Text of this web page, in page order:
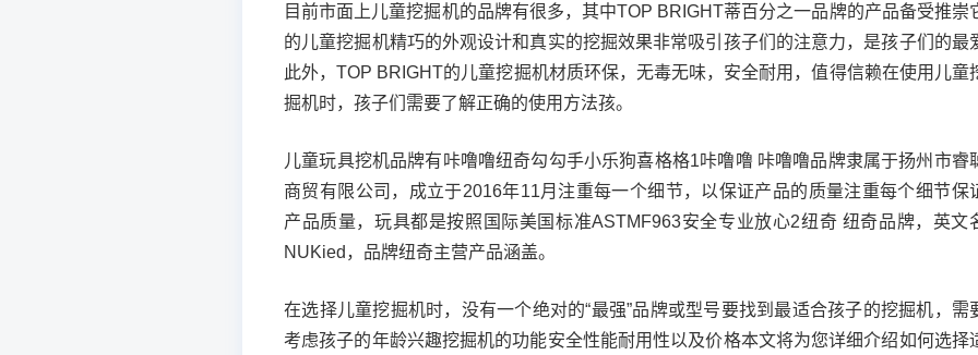
目前市面上儿童挖掘机的品牌有很多，其中TOP BRIGHT蒂百分之一品牌的产品备受推崇
的儿童挖掘机精巧的外观设计和真实的挖掘效果非常吸引孩子们的注意力，是孩子们的最
此外，TOP BRIGHT的儿童挖掘机材质环保，无毒无味，安全耐用，值得信赖在使用儿童
掘机时，孩子们需要了解正确的使用方法孩。
儿童玩具挖机品牌有咔噜噜纽奇勾勾手小乐狗喜格格1咔噜噜 咔噜噜品牌隶属于扬州市睿
商贸有限公司，成立于2016年11月注重每一个细节，以保证产品的质量注重每个细节保
产品质量，玩具都是按照国际美国标准ASTMF963安全专业放心2纽奇 纽奇品牌，英文
NUKied，品牌纽奇主营产品涵盖。
在选择儿童挖掘机时，没有一个绝对的“最强”品牌或型号要找到最适合孩子的挖掘机，需
考虑孩子的年龄兴趣挖掘机的功能安全性能耐用性以及价格本文将为您详细介绍如何选择